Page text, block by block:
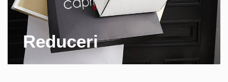
Reduceri